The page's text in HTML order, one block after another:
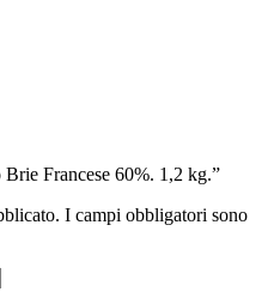
Francese 60%. 1,2 kg.”
I campi obbligatori sono